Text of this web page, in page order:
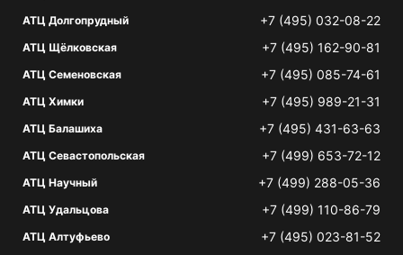
АТЦ Долгопрудный +7 (495) 032-08-22
АТЦ Щёлковская +7 (495) 162-90-81
АТЦ Семеновская +7 (495) 085-74-61
АТЦ Химки +7 (495) 989-21-31
АТЦ Балашиха +7 (495) 431-63-63
АТЦ Севастопольская +7 (499) 653-72-12
АТЦ Научный +7 (499) 288-05-36
АТЦ Удальцова +7 (499) 110-86-79
АТЦ Алтуфьево +7 (495) 023-81-52